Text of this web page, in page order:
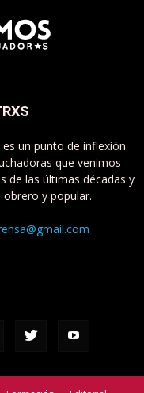
un punto de inflexión
que venimos
de las últimas décadas y
y popular.